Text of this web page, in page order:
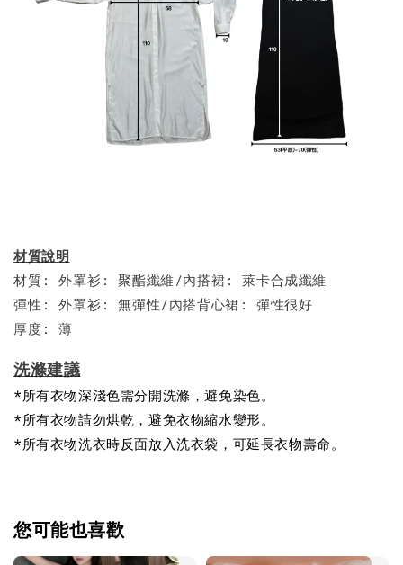
材質說明
材質: 外罩衫: 聚酯纖維/內搭裙: 萊卡合成纖維
彈性: 外罩衫: 無彈性/內搭背心裙: 彈性很好
厚度: 薄
洗滌建議
*所有衣物深淺色需分開洗滌，避免染色。
*所有衣物請勿烘乾，避免衣物縮水變形。
*所有衣物洗衣時反面放入洗衣袋，可延長衣物壽命。
您可能也喜歡